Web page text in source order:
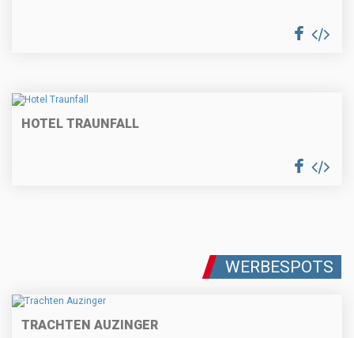
HOTEL TRAUNFALL
WERBESPOTS
TRACHTEN AUZINGER